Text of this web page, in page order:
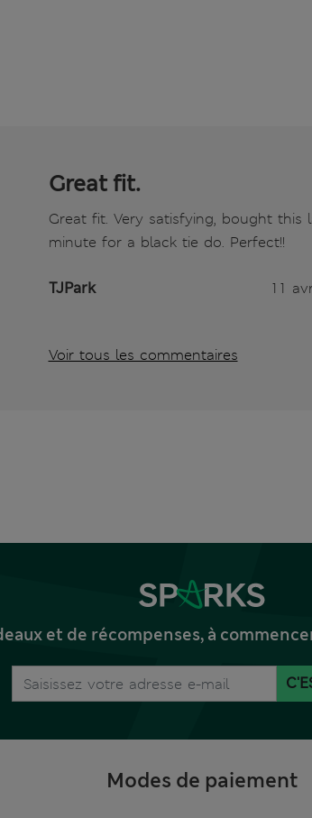
Great fit.
Great fit. Very satisfying, bought this
minute for a black tie do. Perfect!!
TJPark 11
Voir tous les commentaires
et de récompenses, à
Modes de paiement